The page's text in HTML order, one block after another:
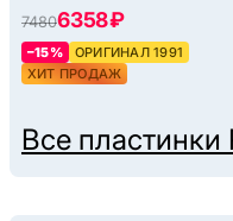
74806358 ₽
–15%
ОРИГИНАЛ 1991
ХИТ ПРОДАЖ
Все пластинки